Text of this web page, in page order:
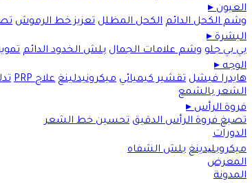
العيون▸
وشم الكحل الدائم الكحل المظلل تعزيز خط الرموش
البشرة▸
بي بي جلو وشم علامات الجمال بلش الخدود الدائم
الوجه▸
هايدرا فيشل تقشير كيميائي ميكرونيدلينغ علاج PRP
الشعر بالشمع
فروة الرأس▸
تصبغ فروة الرأس الدقيق تحسين خط الشعر
الدورات
ميكروبلیدينغ بلش الشفاه
المعرض
المدونة